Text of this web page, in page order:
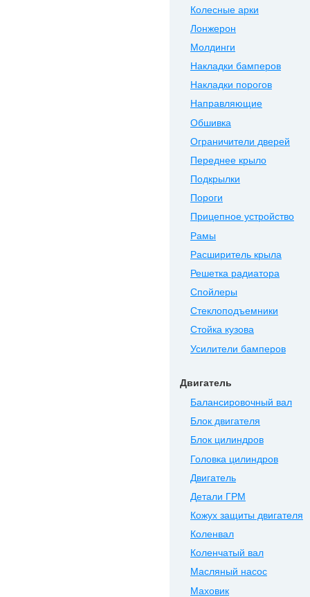
Колесные арки
Лонжерон
Молдинги
Накладки бамперов
Накладки порогов
Направляющие
Обшивка
Ограничители дверей
Переднее крыло
Подкрылки
Пороги
Прицепное устройство
Рамы
Расширитель крыла
Решетка радиатора
Спойлеры
Стеклоподъемники
Стойка кузова
Усилители бамперов
Двигатель
Балансировочный вал
Блок двигателя
Блок цилиндров
Головка цилиндров
Двигатель
Детали ГРМ
Кожух защиты двигателя
Коленвал
Коленчатый вал
Масляный насос
Маховик